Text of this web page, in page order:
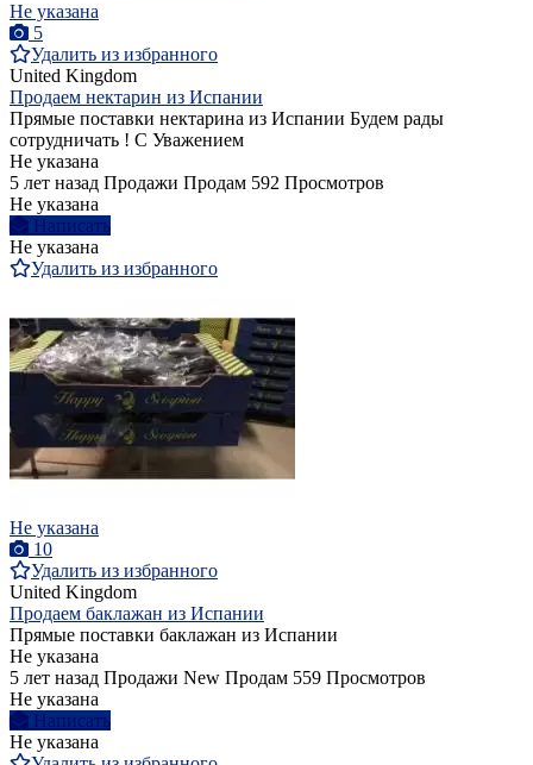
Не указана
5
Удалить из избранного
United Kingdom
Продаем нектарин из Испании
Прямые поставки нектарина из Испании Будем рады
сотрудничать ! С Уважением
Не указана
5 лет назад Продажи Продам 592 Просмотров
Не указана
Написать
Не указана
Удалить из избранного
Не указана
10
Удалить из избранного
United Kingdom
Продаем баклажан из Испании
Прямые поставки баклажан из Испании
Не указана
5 лет назад Продажи New Продам 559 Просмотров
Не указана
Написать
Не указана